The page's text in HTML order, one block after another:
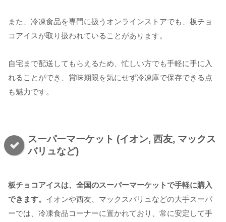
また、冷凍食品を専門に扱うオンラインストアでも、板チョ
コアイスが取り扱われていることがあります。
自宅まで配送してもらえるため、忙しい方でも手軽に手に入
れることができ、賞味期限を気にせず冷凍庫で保存できる点
も魅力です。
スーパーマーケット (イオン, 西友, マックス
バリュなど)
板チョコアイスは、全国のスーパーマーケットで手軽に購入
できます。 イオンや西友、マックスバリュなどの大手スーパ
ーでは、冷凍食品コーナーに置かれており、常に安定して手